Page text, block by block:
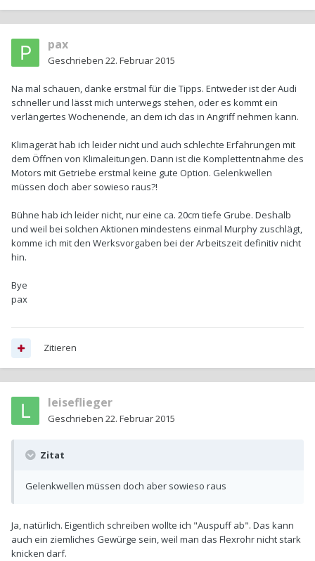
pax
Geschrieben 22. Februar 2015
Na mal schauen, danke erstmal für die Tipps. Entweder ist der Audi
schneller und lässt mich unterwegs stehen, oder es kommt ein
verlängertes Wochenende, an dem ich das in Angriff nehmen kann.
Klimagerät hab ich leider nicht und auch schlechte Erfahrungen mit
dem Öffnen von Klimaleitungen. Dann ist die Komplettentnahme des
Motors mit Getriebe erstmal keine gute Option. Gelenkwellen
müssen doch aber sowieso raus?!
Bühne hab ich leider nicht, nur eine ca. 20cm tiefe Grube. Deshalb
und weil bei solchen Aktionen mindestens einmal Murphy zuschlägt,
komme ich mit den Werksvorgaben bei der Arbeitszeit definitiv nicht
hin.
Bye
pax
Zitieren
leiseflieger
Geschrieben 22. Februar 2015
Zitat
Gelenkwellen müssen doch aber sowieso raus
Ja, natürlich. Eigentlich schreiben wollte ich "Auspuff ab". Das kann
auch ein ziemliches Gewürge sein, weil man das Flexrohr nicht stark
knicken darf.